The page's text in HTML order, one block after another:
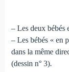
– Les deux bébés
– Les bébés « en
dans la même
(dessin n° 3).